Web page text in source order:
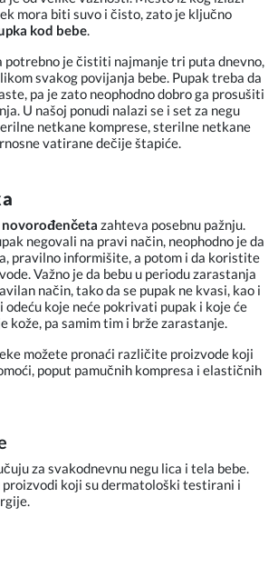
mora biti suvo i čisto, zato je ključno
kod bebe.
potrebno je čistiti najmanje tri puta dnevno,
svakog povijanja bebe. Pupak treba da
pa je zato neophodno dobro ga prosušiti
U našoj ponudi nalazi se i set za negu
netkane komprese, sterilne netkane
vatirane dečije štapiće.
zahteva posebnu pažnju.
negovali na pravi način, neophodno je da
pravilno informišite, a potom i da koristite
Važno je da bebu u periodu zarastanja
način, tako da se pupak ne kvasi, kao i
koje neće pokrivati pupak i koje će
kože, pa samim tim i brže zarastanje.
možete pronaći različite proizvode koji
poput pamučnih kompresa i elastičnih
za svakodnevnu negu lica i tela bebe.
proizvodi koji su dermatološki testirani i